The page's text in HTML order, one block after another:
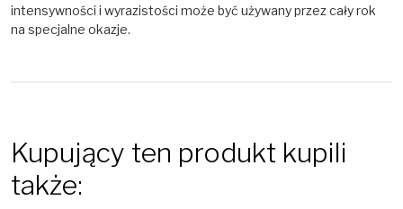
intensywności i wyrazistości może być używany przez cały rok
na specjalne okazje.
Kupujący ten produkt kupili
także: